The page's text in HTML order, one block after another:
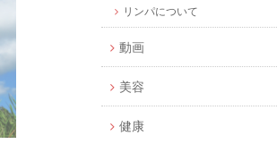
リンパについて
動画
美容
健康